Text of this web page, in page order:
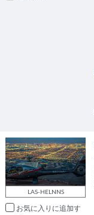
LAS-HELNNS
お気に入りに追加